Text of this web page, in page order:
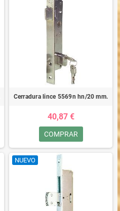
Cerradura lince 5569n hn/20 mm.
40,87 €
COMPRAR
NUEVO